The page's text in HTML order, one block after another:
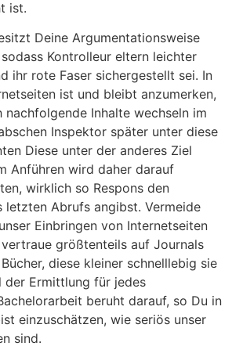
ist.
Deine Argumentationsweise
Kontrolleur eltern leichter
ihr rote Faser sichergestellt sei. In
ist und bleibt anzumerken,
Inhalte wechseln im
Inspektor später unter diese
Diese unter der anderes Ziel
Anführen wird daher darauf
wirklich so Respons den
letzten Abrufs angibst. Vermeide
Einbringen von Internetseiten
größtenteils auf Journals
diese kleiner schnelllebig sie
der Ermittlung für jedes
beruht darauf, so Du in
einzuschätzen, wie seriös unser
sind.